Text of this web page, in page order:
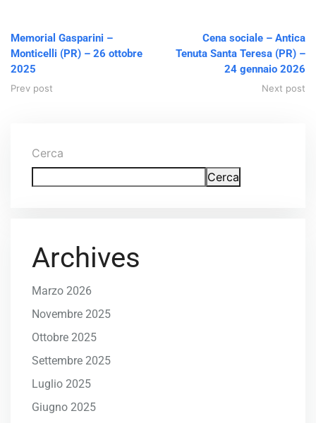
Memorial Gasparini –
Monticelli (PR) – 26 ottobre
2025
Prev post
Cena sociale – Antica
Tenuta Santa Teresa (PR) –
24 gennaio 2026
Next post
Cerca
Cerca
Archives
Marzo 2026
Novembre 2025
Ottobre 2025
Settembre 2025
Luglio 2025
Giugno 2025